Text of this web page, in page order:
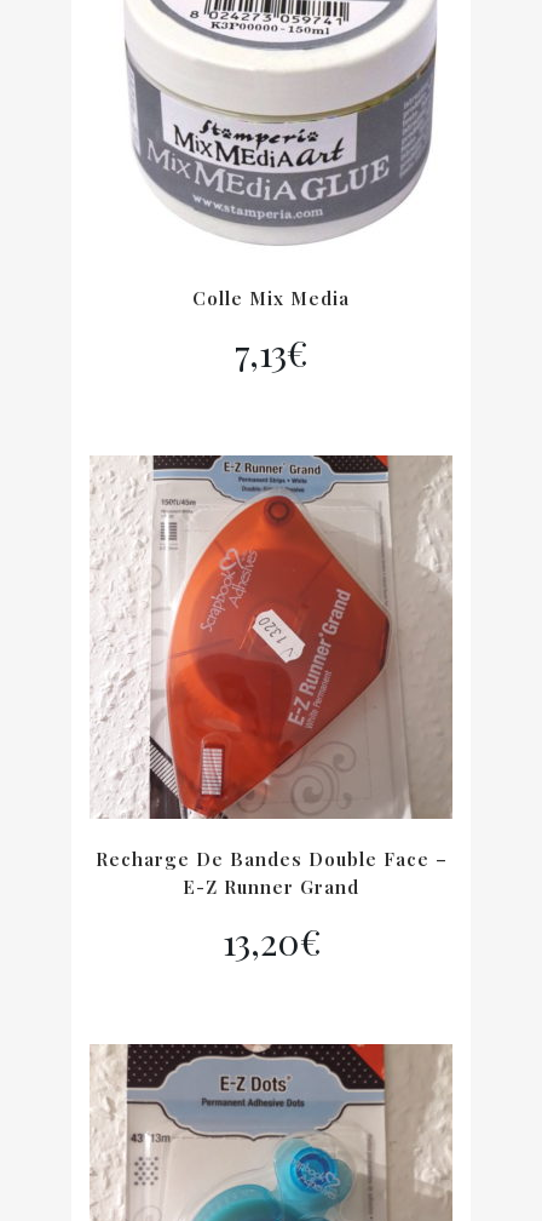
Colle Mix Media
7,13€
Recharge De Bandes Double Face –
E-Z Runner Grand
13,20€